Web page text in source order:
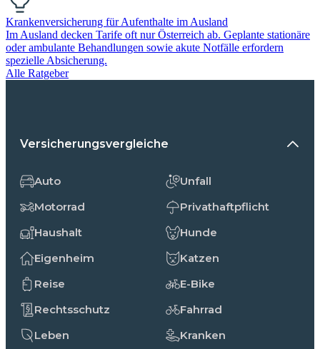
Krankenversicherung für Aufenthalte im Ausland
Im Ausland decken Tarife oft nur Österreich ab. Geplante stationäre
oder ambulante Behandlungen sowie akute Notfälle erfordern
spezielle Absicherung.
Alle Ratgeber
Versicherungsvergleiche
Auto
Motorrad
Haushalt
Eigenheim
Reise
Rechtsschutz
Leben
Unfall
Privathaftpflicht
Hunde
Katzen
E-Bike
Fahrrad
Kranken